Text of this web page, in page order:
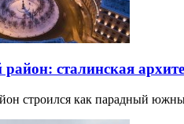
сталинская
строился как парадный